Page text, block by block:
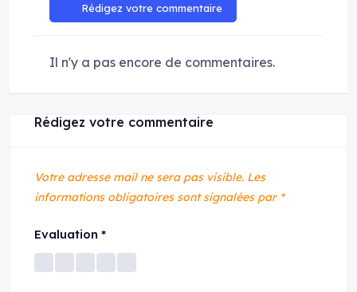
Rédigez votre commentaire
Il n'y a pas encore de commentaires.
Rédigez votre commentaire
Votre adresse mail ne sera pas visible. Les
informations obligatoires sont signalées par *
Evaluation *